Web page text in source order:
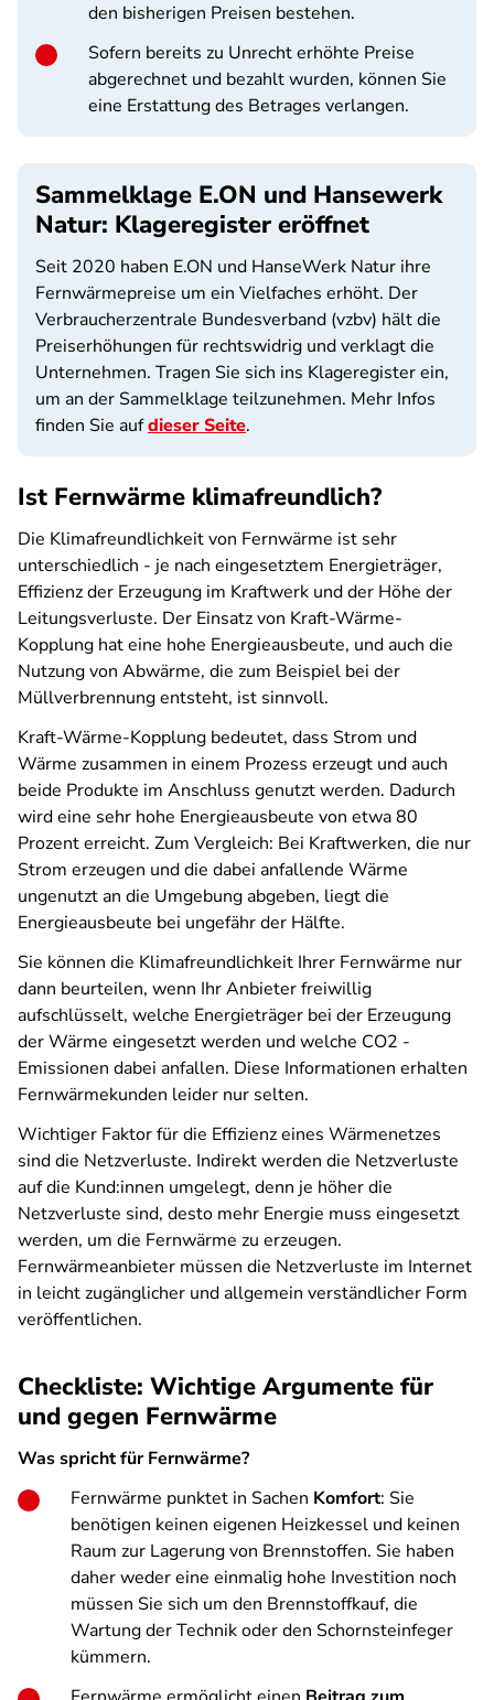
den bisherigen Preisen bestehen.
Sofern bereits zu Unrecht erhöhte Preise
abgerechnet und bezahlt wurden, können Sie
eine Erstattung des Betrages verlangen.
Sammelklage E.ON und Hansewerk
Natur: Klageregister eröffnet
Seit 2020 haben E.ON und HanseWerk Natur ihre
Fernwärmepreise um ein Vielfaches erhöht. Der
Verbraucherzentrale Bundesverband (vzbv) hält die
Preiserhöhungen für rechtswidrig und verklagt die
Unternehmen. Tragen Sie sich ins Klageregister ein,
um an der Sammelklage teilzunehmen. Mehr Infos
finden Sie aufdieser Seite.
Ist Fernwärme klimafreundlich?
Die Klimafreundlichkeit von Fernwärme ist sehr
unterschiedlich - je nach eingesetztem Energieträger,
Effizienz der Erzeugung im Kraftwerk und der Höhe der
Leitungsverluste. Der Einsatz von Kraft-Wärme-
Kopplung hat eine hohe Energieausbeute, und auch die
Nutzung von Abwärme, die zum Beispiel bei der
Müllverbrennung entsteht, ist sinnvoll.
Kraft-Wärme-Kopplung bedeutet, dass Strom und
Wärme zusammen in einem Prozess erzeugt und auch
beide Produkte im Anschluss genutzt werden. Dadurch
wird eine sehr hohe Energieausbeute von etwa 80
Prozent erreicht. Zum Vergleich: Bei Kraftwerken, die nur
Strom erzeugen und die dabei anfallende Wärme
ungenutzt an die Umgebung abgeben, liegt die
Energieausbeute bei ungefähr der Hälfte.
Sie können die Klimafreundlichkeit Ihrer Fernwärme nur
dann beurteilen, wenn Ihr Anbieter freiwillig
aufschlüsselt, welche Energieträger bei der Erzeugung
der Wärme eingesetzt werden und welche CO2 -
Emissionen dabei anfallen. Diese Informationen erhalten
Fernwärmekunden leider nur selten.
Wichtiger Faktor für die Effizienz eines Wärmenetzes
sind die Netzverluste. Indirekt werden die Netzverluste
auf die Kund:innen umgelegt, denn je höher die
Netzverluste sind, desto mehr Energie muss eingesetzt
werden, um die Fernwärme zu erzeugen.
Fernwärmeanbieter müssen die Netzverluste im Internet
in leicht zugänglicher und allgemein verständlicher Form
veröffentlichen.
Checkliste: Wichtige Argumente für
und gegen Fernwärme
Was spricht für Fernwärme?
Fernwärme punktet in Sachen Komfort: Sie
benötigen keinen eigenen Heizkessel und keinen
Raum zur Lagerung von Brennstoffen. Sie haben
daher weder eine einmalig hohe Investition noch
müssen Sie sich um den Brennstoffkauf, die
Wartung der Technik oder den Schornsteinfeger
kümmern.